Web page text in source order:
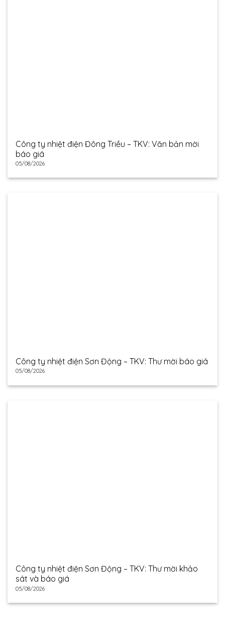
Công ty nhiệt điện Đông Triều – TKV: Văn bản mời
báo giá
05/08/2026
Công ty nhiệt điện Sơn Động – TKV: Thư mời báo giá
05/08/2026
Công ty nhiệt điện Sơn Động – TKV: Thư mời khảo
sát và báo giá
05/08/2026